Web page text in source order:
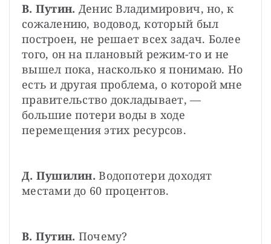
В. Путин. Денис Владимирович, но, к
сожалению, водовод, который был
построен, не решает всех задач. Более
того, он на плановый режим-то и не
вышел пока, насколько я понимаю. Но
есть и другая проблема, о которой мне
правительство докладывает, —
большие потери воды в ходе
перемещения этих ресурсов.
Д. Пушилин. Водопотери доходят
местами до 60 процентов.
В. Путин. Почему?